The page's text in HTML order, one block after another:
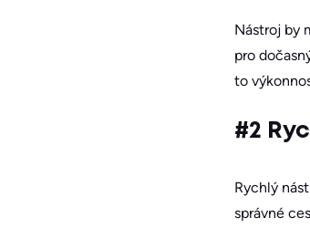
Nástroj by
pro
to
#2
Rychlý
správné